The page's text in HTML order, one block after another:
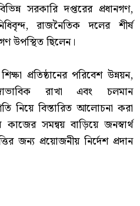
সরকারি দপ্তরের প্রধানগণ,
রাজনৈতিক দলের শীর্ষ
উপস্থিত ছিলেন।
প্রতিষ্ঠানের পরিবেশ উন্নয়ন,
রাখা এবং চলমান
নিয়ে বিস্তারিত আলোচনা করা
সমন্বয় বাড়িয়ে জনস্বার্থ
জন্য প্রয়োজনীয় নির্দেশ প্রদান